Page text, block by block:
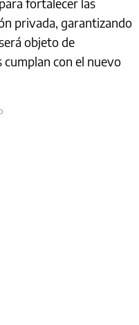
fortalecer las
privada, garantizando
objeto de
cumplan con el nuevo